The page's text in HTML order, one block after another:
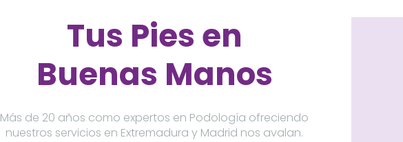
Tus Pies en
Buenas Manos
Más de 20 años como expertos en Podología ofreciendo
nuestros servicios en Extremadura y Madrid nos avalan.